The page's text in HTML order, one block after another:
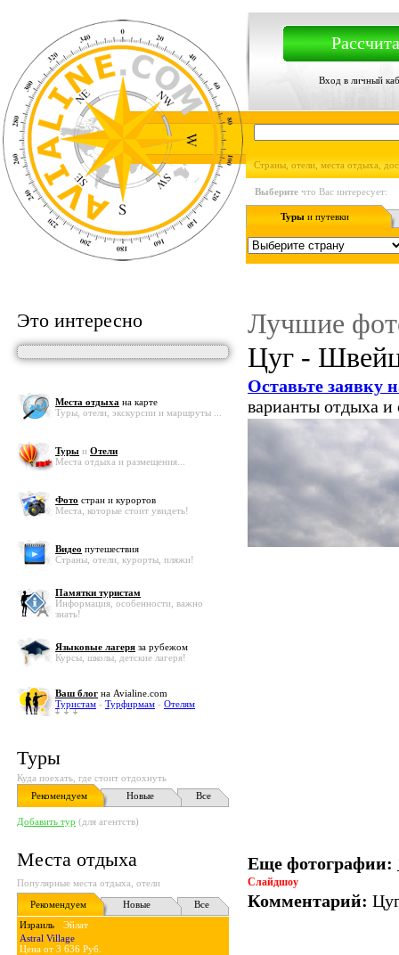
Вход в личный
Страны, отели, места отдыха,
Выберите что Вас интересует:
Туры и путевки
Это интересно
Места отдыха на карте
Туры, отели, экскурсии и маршруты ...
Туры и Отели
Места отдыха и размещения...
Фото стран и курортов
Места, которые стоит увидеть!
Видео путешествия
Страны, отели, курорты, пляжи!
Памятки туристам
Информация, особенности, важно
знать!
Языковые лагеря за рубежом
Курсы, школы, детские лагеря!
Ваш блог на Avialine.com
Туристам - Турфирмам - Отелям
Туры
Куда поехать, где стоит отдохнуть
Рекомендуем
Новые Все
Добавить тур (для агентств)
Места отдыха
Популярные места отдыха, отели
Рекомендуем
Новые
Все
Израиль - Эйлат
Astral Village
Цена от 3 636 Руб.
Лучшие
Цуг -
Оставьте заявку
варианты отдыха
Еще фотографии:
Слайдшоу
Комментарий: